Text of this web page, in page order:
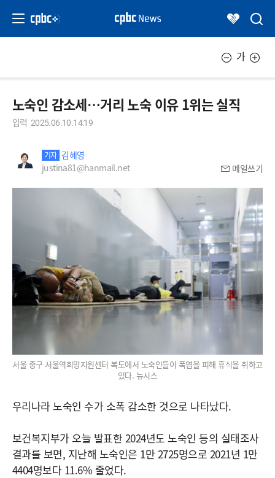
가
노숙인 감소세…거리 노숙 이유 1위는 실직
입력 2025.06.10.14:19
기자 김혜영
justina81@hanmail.net
메일쓰기
서울 중구 서울역희망지원센터 복도에서 노숙인들이 폭염을 피해 휴식을 취하고
있다. 뉴시스
우리나라 노숙인 수가 소폭 감소한 것으로 나타났다.
보건복지부가 오늘 발표한 2024년도 노숙인 등의 실태조사
결과를 보면, 지난해 노숙인은 1만 2725명으로 2021년 1만
4404명보다 11.6% 줄었다.